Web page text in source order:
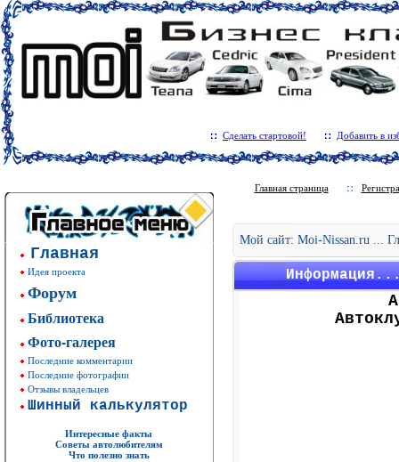
Сделать стартовой! Добавить в
Главная
Идея проекта
Форум
Библиотека
Фото-галерея
Последние комментарии
Последние фотографии
Отзывы владельцев
Шинный калькулятор
Интересные факты
Советы автолюбителям
Что полезно знать
Главная страница
Мой сайт: Moi-Nissan.ru ...